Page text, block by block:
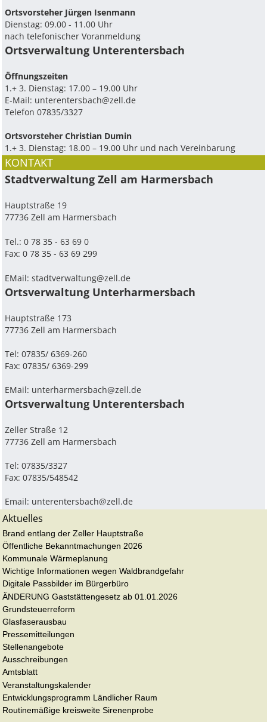
Ortsvorsteher Jürgen Isenmann
Dienstag: 09.00 - 11.00 Uhr
nach telefonischer Voranmeldung
Ortsverwaltung Unterentersbach
Ö­ffnungszeiten
1.+ 3. Dienstag: 17.00 – 19.00 Uhr
E-Mail: unterentersbach@zell.de
Telefon 07835/3327
Ortsvorsteher Christian Dumin
1.+ 3. Dienstag: 18.00 – 19.00 Uhr und nach Vereinbarung
KONTAKT
Stadtverwaltung Zell am Harmersbach
Hauptstraße 19
77736 Zell am Harmersbach
Tel.: 0 78 35 - 63 69 0
Fax: 0 78 35 - 63 69 299
EMail:stadtverwaltung@zell.de
Ortsverwaltung Unterharmersbach
Hauptstraße 173
77736 Zell am Harmersbach
Tel: 07835/ 6369-260
Fax: 07835/ 6369-299
EMail: unterharmersbach@zell.de
Ortsverwaltung Unterentersbach
Zeller Straße 12
77736 Zell am Harmersbach
Tel: 07835/3327
Fax: 07835/548542
Email: unterentersbach@zell.de
Aktuelles
Brand entlang der Zeller Hauptstraße
Öffentliche Bekanntmachungen 2026
Kommunale Wärmeplanung
Wichtige Informationen wegen Waldbrandgefahr
Digitale Passbilder im Bürgerbüro
ÄNDERUNG Gaststättengesetz ab 01.01.2026
Grundsteuerreform
Glasfaserausbau
Pressemitteilungen
Stellenangebote
Ausschreibungen
Amtsblatt
Veranstaltungskalender
Entwicklungsprogramm Ländlicher Raum
Routinemäßige kreisweite Sirenenprobe